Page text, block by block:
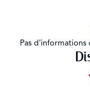
Pas d'informations